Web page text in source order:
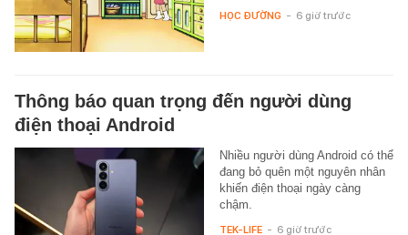
HỌC ĐƯỜNG - 6 giờ trước
Thông báo quan trọng đến người dùng
điện thoại Android
Nhiều người dùng Android có thể
đang bỏ quên một nguyên nhân
khiến điện thoại ngày càng
chậm.
TEK-LIFE - 6 giờ trước